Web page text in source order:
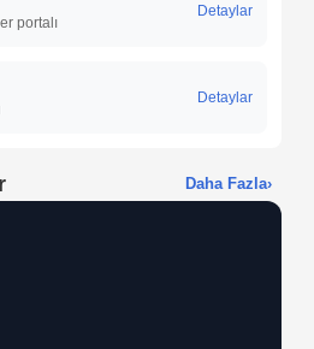
portalı
Detaylar
Detaylar
Daha Fazla›